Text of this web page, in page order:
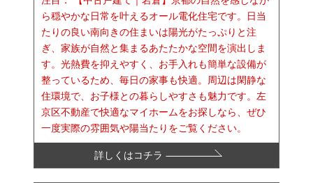
ら穏やかな日常を叶えるオール電化住宅です。日当
たりの良い南向きの住まいは陽光がたっぷりと注
ぎ、家族が自然と集まるあたたかな空間を演出しま
す。光熱費を抑えやすく、お手入れも簡単な設備が
整っているため、毎日の家事も快適。周辺は閑静な
住環境で、お子様との暮らしやすさも魅力です。左
京区不動産で快適なマイホームをお探しなら、ぜひ
一度実際の雰囲気や陽当たりをご覧ください。
詳しくはコチラ